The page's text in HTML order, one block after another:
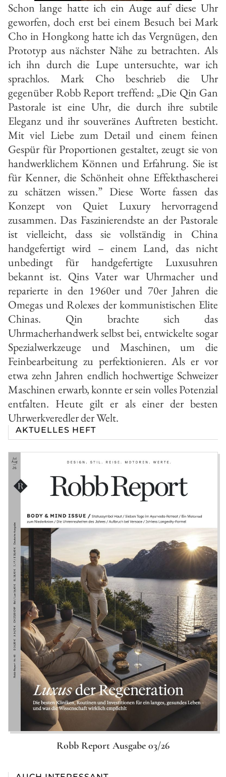
AKTUELLES HEFT
Robb Report Ausgabe 03/26
Schon lange hatte ich ein Auge auf diese Uhr
geworfen, doch erst bei einem Besuch bei Mark
Cho in Hongkong hatte ich das Vergnügen, den
Prototyp aus nächster Nähe zu betrachten. Als
ich ihn durch die Lupe untersuchte, war ich
sprachlos. Mark Cho beschrieb die Uhr
gegenüber Robb Report treffend: „Die Qin Gan
Pastorale ist eine Uhr, die durch ihre subtile
Eleganz und ihr souveränes Auftreten besticht.
Mit viel Liebe zum Detail und einem feinen
Gespür für Proportionen gestaltet, zeugt sie von
handwerklichem Können und Erfahrung. Sie ist
für Kenner, die Schönheit ohne Effekthascherei
zu schätzen wissen.” Diese Worte fassen das
Konzept von Quiet Luxury hervorragend
zusammen. Das Faszinierendste an der Pastorale
ist vielleicht, dass sie vollständig in China
handgefertigt wird – einem Land, das nicht
unbedingt für handgefertigte Luxusuhren
bekannt ist. Qins Vater war Uhrmacher und
reparierte in den 1960er und 70er Jahren die
Omegas und Rolexes der kommunistischen Elite
Chinas. Qin brachte sich das
Uhrmacherhandwerk selbst bei, entwickelte sogar
Spezialwerkzeuge und Maschinen, um die
Feinbearbeitung zu perfektionieren. Als er vor
etwa zehn Jahren endlich hochwertige Schweizer
Maschinen erwarb, konnte er sein volles Potenzial
entfalten. Heute gilt er als einer der besten
Uhrwerkveredler der Welt.